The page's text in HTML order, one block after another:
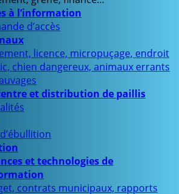
à l’information
d’accès
licence, micropuçage, endroit
chien dangereux, animaux errants
et distribution de paillis
et technologies de
contrats municipaux, rapports